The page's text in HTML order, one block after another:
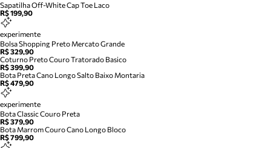
Sapatilha Off-White Cap Toe Laco
R$ 199,90
experimente
Bolsa Shopping Preto Mercato Grande
R$ 329,90
Coturno Preto Couro Tratorado Basico
R$ 399,90
Bota Preta Cano Longo Salto Baixo Montaria
R$ 479,90
experimente
Bota Classic Couro Preta
R$ 379,90
Bota Marrom Couro Cano Longo Bloco
R$ 799,90